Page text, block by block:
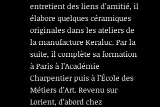
entretient des liens d’amitié, il
élabore quelques céramiques
originales dans les ateliers de
la manufacture Keraluc. Par la
suite, il complète sa formation
à Paris à l’Académie
Charpentier puis à l’École des
Métiers d’Art. Revenu sur
Lorient, d’abord chez